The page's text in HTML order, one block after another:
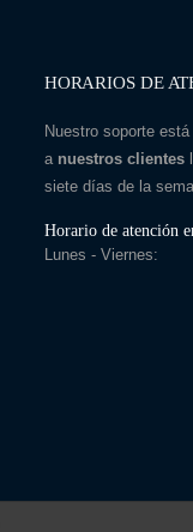
HORARIOS DE
Nuestro soporte
a nuestros clientes
siete días de la
Horario de atención
Lunes - Viernes: